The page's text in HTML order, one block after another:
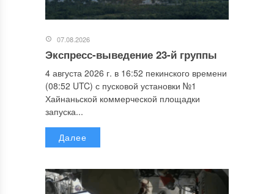
07.08.2026
Экспресс-выведение 23-й группы
4 августа 2026 г. в 16:52 пекинского времени
(08:52 UTC) с пусковой установки №1
Хайнаньской коммерческой площадки
запуска...
Далее